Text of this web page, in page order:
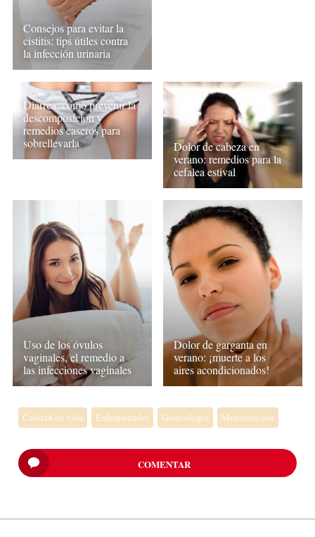
Consejos para evitar la
cistitis: tips útiles contra
la infección urinaria
Diarrea: cómo prevenir la
descomposición y
remedios caseros para
sobrellevarla
Dolor de cabeza en
verano: remedios para la
cefalea estival
Uso de los óvulos
vaginales, el remedio a
las infecciones vaginales
Dolor de garganta en
verano: ¡muerte a los
aires acondicionados!
Calidad de vida Enfermedades Ginecología Menstruación
COMENTAR